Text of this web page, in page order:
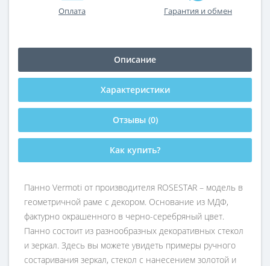
Оплата Гарантия и обмен
Описание
Характеристики
Отзывы (0)
Как купить?
Панно Vermoti от производителя ROSESTAR – модель в
геометричной раме с декором. Основание из МДФ,
фактурно окрашенного в черно-серебряный цвет.
Панно состоит из разнообразных декоративных стекол
и зеркал. Здесь вы можете увидеть примеры ручного
состаривания зеркал, стекол с нанесением золотой и